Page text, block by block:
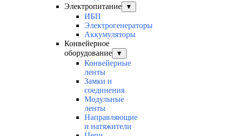
Электропитание
▼
ИБП
Электрогенераторы
Аккумуляторы
Конвейерное
оборудование
▼
Конвейерные
ленты
Замки и
соединения
Модульные
ленты
Направляющие
и натяжители